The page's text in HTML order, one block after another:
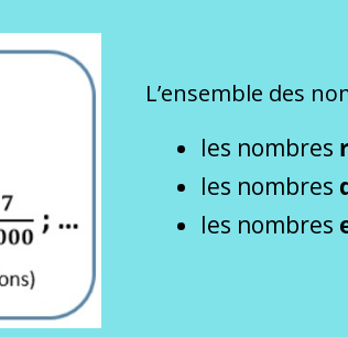
L’ensemble des
les nombres
les nombres
les nombres